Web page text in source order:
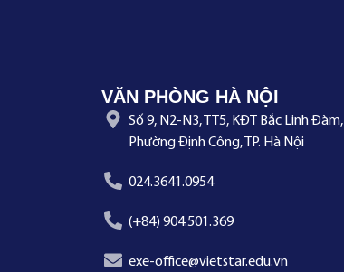
VĂN PHÒNG HÀ NỘI
Số 9, N2-N3, TT5, KĐT Bắc Linh Đàm,
Phường Định Công, TP. Hà Nội
024.3641.0954
(+84) 904.501.369
exe-office@vietstar.edu.vn